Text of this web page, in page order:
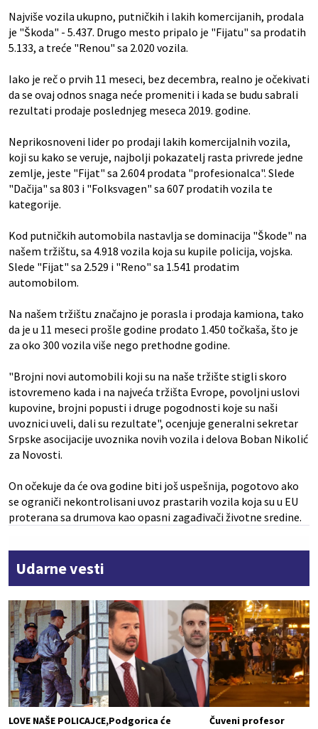
Najviše vozila ukupno, putničkih i lakih komercijanih, prodala
je "Škoda" - 5.437. Drugo mesto pripalo je "Fijatu" sa prodatih
5.133, a treće "Renou" sa 2.020 vozila.
Iako je reč o prvih 11 meseci, bez decembra, realno je očekivati
da se ovaj odnos snaga neće promeniti i kada se budu sabrali
rezultati prodaje poslednjeg meseca 2019. godine.
Neprikosnoveni lider po prodaji lakih komercijalnih vozila,
koji su kako se veruje, najbolji pokazatelj rasta privrede jedne
zemlje, jeste "Fijat" sa 2.604 prodata "profesionalca". Slede
"Dačija" sa 803 i "Folksvagen" sa 607 prodatih vozila te
kategorije.
Kod putničkih automobila nastavlja se dominacija "Škode" na
našem tržištu, sa 4.918 vozila koja su kupile policija, vojska.
Slede "Fijat" sa 2.529 i "Reno" sa 1.541 prodatim
automobilom.
Na našem tržištu značajno je porasla i prodaja kamiona, tako
da je u 11 meseci prošle godine prodato 1.450 točkaša, što je
za oko 300 vozila više nego prethodne godine.
"Brojni novi automobili koji su na naše tržište stigli skoro
istovremeno kada i na najveća tržišta Evrope, povoljni uslovi
kupovine, brojni popusti i druge pogodnosti koje su naši
uvoznici uveli, dali su rezultate", ocenjuje generalni sekretar
Srpske asocijacije uvoznika novih vozila i delova Boban Nikolić
za Novosti.
On očekuje da će ova godine biti još uspešnija, pogotovo ako
se ograniči nekontrolisani uvoz prastarih vozila koja su u EU
proterana sa drumova kao opasni zagađivači životne sredine.
Udarne vesti
LOVE NAŠE POLICAJCE,Podgorica će
Čuveni profesor